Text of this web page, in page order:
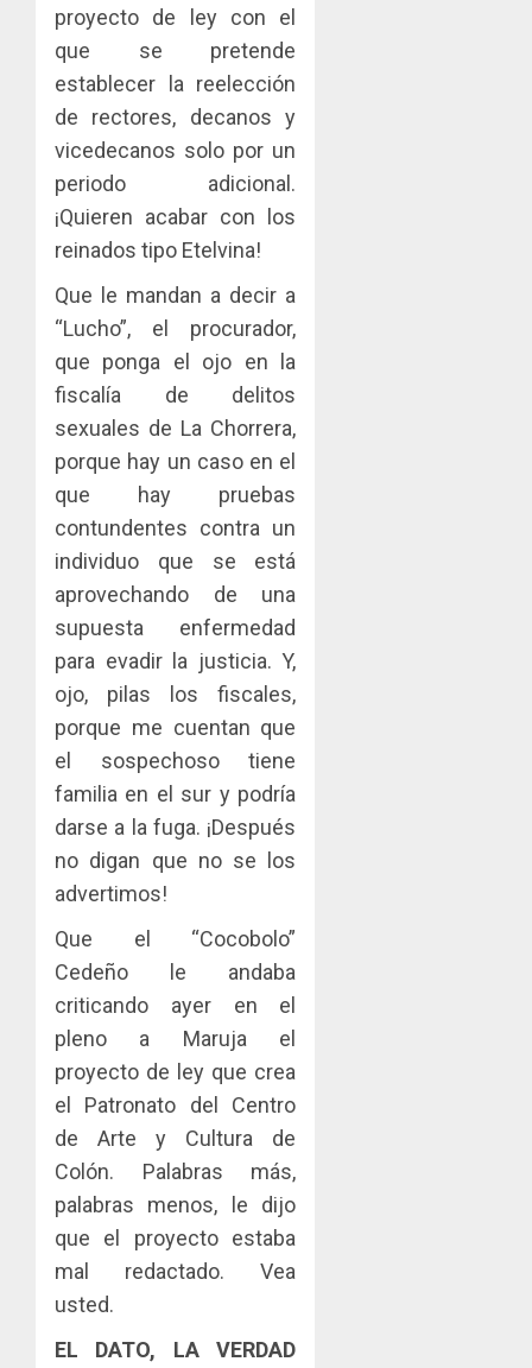
proyecto de ley con el
que se pretende
establecer la reelección
de rectores, decanos y
vicedecanos solo por un
periodo adicional.
¡Quieren acabar con los
reinados tipo Etelvina!
Que le mandan a decir a
“Lucho”, el procurador,
que ponga el ojo en la
fiscalía de delitos
sexuales de La Chorrera,
porque hay un caso en el
que hay pruebas
contundentes contra un
individuo que se está
aprovechando de una
supuesta enfermedad
para evadir la justicia. Y,
ojo, pilas los fiscales,
porque me cuentan que
el sospechoso tiene
familia en el sur y podría
darse a la fuga. ¡Después
no digan que no se los
advertimos!
Que el “Cocobolo”
Cedeño le andaba
criticando ayer en el
pleno a Maruja el
proyecto de ley que crea
el Patronato del Centro
de Arte y Cultura de
Colón. Palabras más,
palabras menos, le dijo
que el proyecto estaba
mal redactado. Vea
usted.
EL DATO, LA VERDAD